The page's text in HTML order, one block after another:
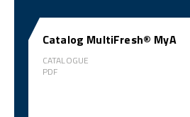
Catalog MultiFresh® MyA
CATALOGUE
PDF